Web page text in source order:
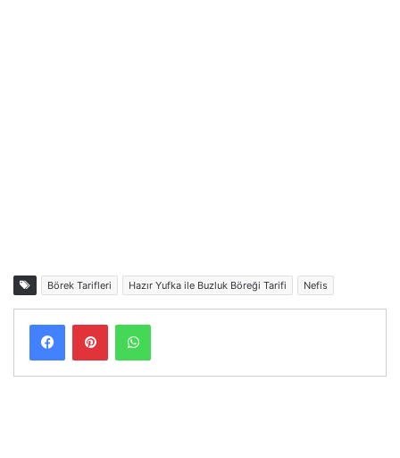
Börek Tarifleri Hazır Yufka ile Buzluk Böreği Tarifi Nefis
FacebookPinterestWhatsApp